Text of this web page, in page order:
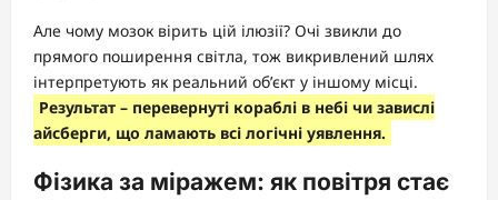
Але чому мозок вірить цій ілюзії? Очі звикли до
прямого поширення світла, тож викривлений шлях
інтерпретують як реальний об’єкт у іншому місці.
Результат – перевернуті кораблі в небі чи завислі
айсберги, що ламають всі логічні уявлення.
Фізика за міражем: як повітря стає